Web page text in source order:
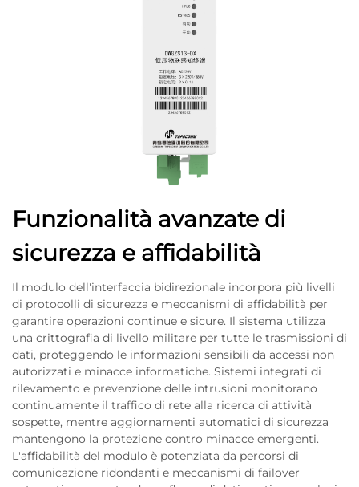
Funzionalità avanzate di
sicurezza e affidabilità
Il modulo dell'interfaccia bidirezionale incorpora più livelli
di protocolli di sicurezza e meccanismi di affidabilità per
garantire operazioni continue e sicure. Il sistema utilizza
una crittografia di livello militare per tutte le trasmissioni di
dati, proteggendo le informazioni sensibili da accessi non
autorizzati e minacce informatiche. Sistemi integrati di
rilevamento e prevenzione delle intrusioni monitorano
continuamente il traffico di rete alla ricerca di attività
sospette, mentre aggiornamenti automatici di sicurezza
mantengono la protezione contro minacce emergenti.
L'affidabilità del modulo è potenziata da percorsi di
comunicazione ridondanti e meccanismi di failover